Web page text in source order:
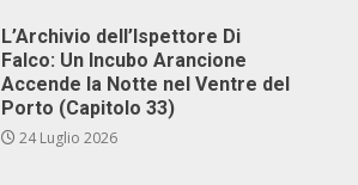
L’Archivio dell’Ispettore Di
Falco: Un Incubo Arancione
Accende la Notte nel Ventre del
Porto (Capitolo 33)
24 Luglio 2026